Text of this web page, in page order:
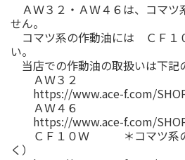
ＡＷ３２・ＡＷ４６は、コマツ
せん。
コマツ系の作動油には ＣＦ１
い。
当店での作動油の取扱いは下記
ＡＷ３２
https://www.ace-f.com/
ＡＷ４６
https://www.ace-f.com/
ＣＦ１０Ｗ ＊コマツ系の
く）